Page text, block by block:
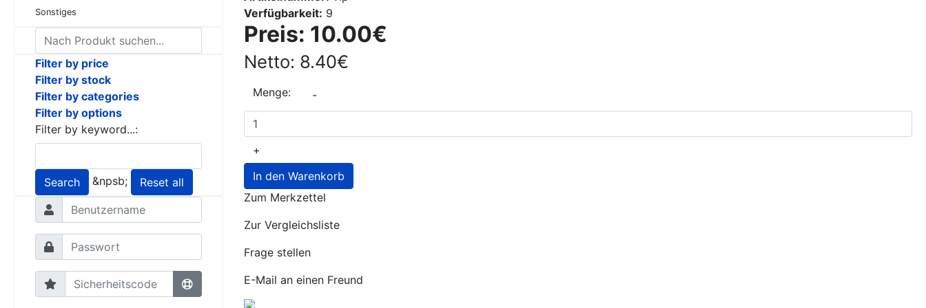
Sonstiges
Filter by price
Filter by stock
Filter by categories
Filter by options
Filter by keyword...:
Search &npsb; Reset all
Verfügbarkeit: 9
Preis: 10.00€
Netto: 8.40€
Menge: -
+
In den Warenkorb
Zum Merkzettel
Zur Vergleichsliste
Frage stellen
E-Mail an einen Freund